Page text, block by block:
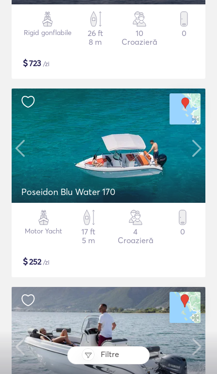
Filtre
Rigid gonflabile
26 ft
8 m
10
Croazieră
0
$723 /zi
Poseidon Blu Water 170
Motor Yacht
17 ft
5 m
4
Croazieră
0
$252/zi